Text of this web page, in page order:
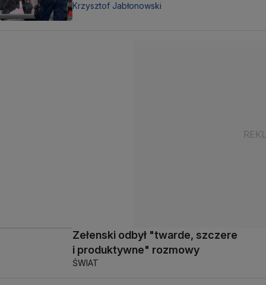
Krzysztof Jabłonowski
Zełenski odbył "twarde, szczere
i produktywne" rozmowy
ŚWIAT